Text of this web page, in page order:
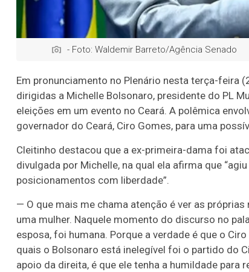
- Foto: Waldemir Barreto/Agência Senado
Em pronunciamento no Plenário nesta terça-feira
dirigidas a Michelle Bolsonaro, presidente do PL
eleições em um evento no Ceará. A polêmica
governador do Ceará, Ciro Gomes, para uma
Cleitinho destacou que a ex-primeira-dama foi
divulgada por Michelle, na qual ela afirma que
posicionamentos com liberdade”.
— O que mais me chama atenção é ver as
uma mulher. Naquele momento do discurso no
esposa, foi humana. Porque a verdade é que o
quais o Bolsonaro está inelegível foi o partido do
apoio da direita, é que ele tenha a humildade